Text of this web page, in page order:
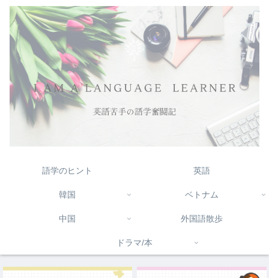
語学のヒント 英語
韓国 ベトナム
中国 外国語散歩
ドラマ/本